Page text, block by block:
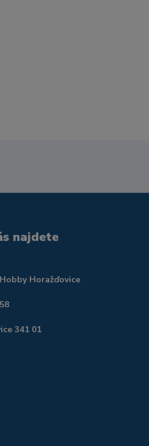
najdete
Horažďovice
341 01